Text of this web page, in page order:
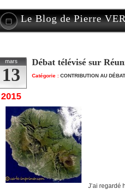
Le Blog de Pierre
mars
13
2015
Débat télévisé sur
Catégorie : CONTRIBUTION AU DÉBAT
J’ai regardé